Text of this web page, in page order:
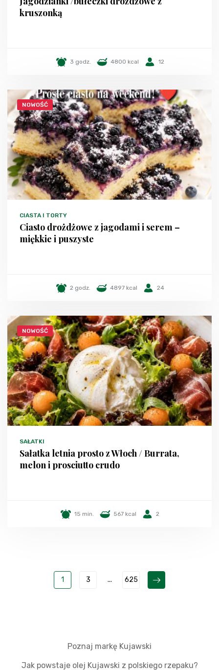
kruszonką
3 godz. 4800 kcal 12
NOWOŚĆ
CIASTA I TORTY
Ciasto drożdżowe z jagodami i serem –
miękkie i puszyste
2 godz. 4897 kcal 24
NOWOŚĆ
SAŁATKI
Sałatka letnia prosto z Włoch / Burrata,
melon i prosciutto crudo
15 min. 567 kcal 2
1 3 ... 625
Poznaj markę Kujawski
Jak powstaje olej Kujawski z polskiego rzepaku?